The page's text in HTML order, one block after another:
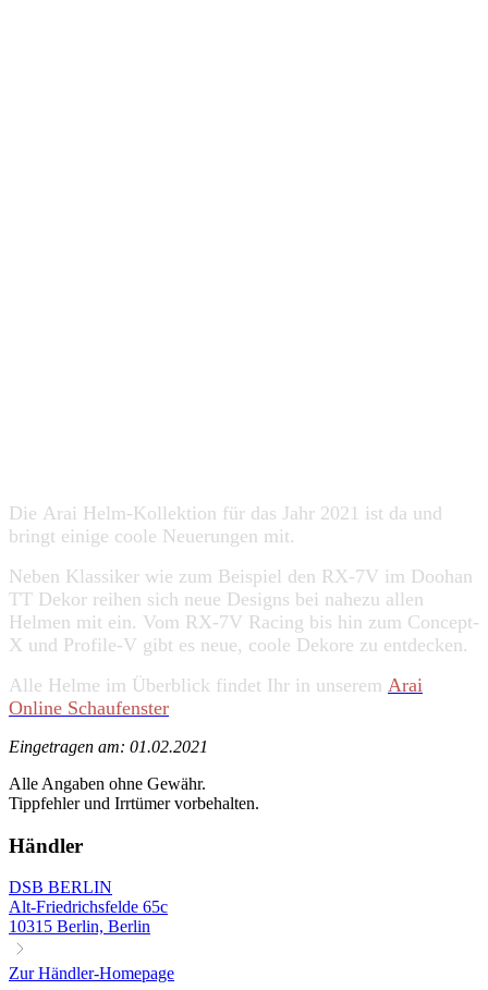
Die Arai Helm-Kollektion für das Jahr 2021 ist da und
bringt einige coole Neuerungen mit.
Neben Klassiker wie zum Beispiel den RX-7V im Doohan
TT Dekor reihen sich neue Designs bei nahezu allen
Helmen mit ein. Vom RX-7V Racing bis hin zum Concept-
X und Profile-V gibt es neue, coole Dekore zu entdecken.
Alle Helme im Überblick findet Ihr in unserem Arai
Online Schaufenster
Eingetragen am: 01.02.2021
Alle Angaben ohne Gewähr.
Tippfehler und Irrtümer vorbehalten.
Händler
DSB BERLIN
Alt-Friedrichsfelde 65c
10315 Berlin, Berlin
Zur Händler-Homepage